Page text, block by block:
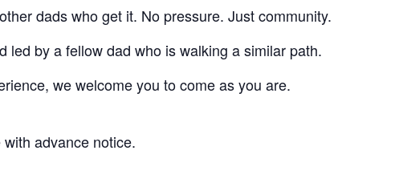
dads who get it. No pressure. Just community.
by a fellow dad who is walking a similar path.
we welcome you to come as you are.
advance notice.